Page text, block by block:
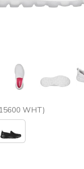
15600 WHT)